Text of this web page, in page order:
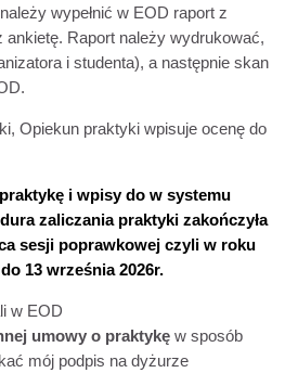
wypełnić w EOD raport z
ankietę. Raport należy wydrukować,
i studenta), a następnie skan
Opiekun praktyki wpisuje ocenę do
i wpisy do w systemu
zaliczania praktyki zakończyła
sesji poprawkowej czyli w roku
13 września 2026r.
w EOD
umowy o praktykęw sposób
mój podpis na dyżurze